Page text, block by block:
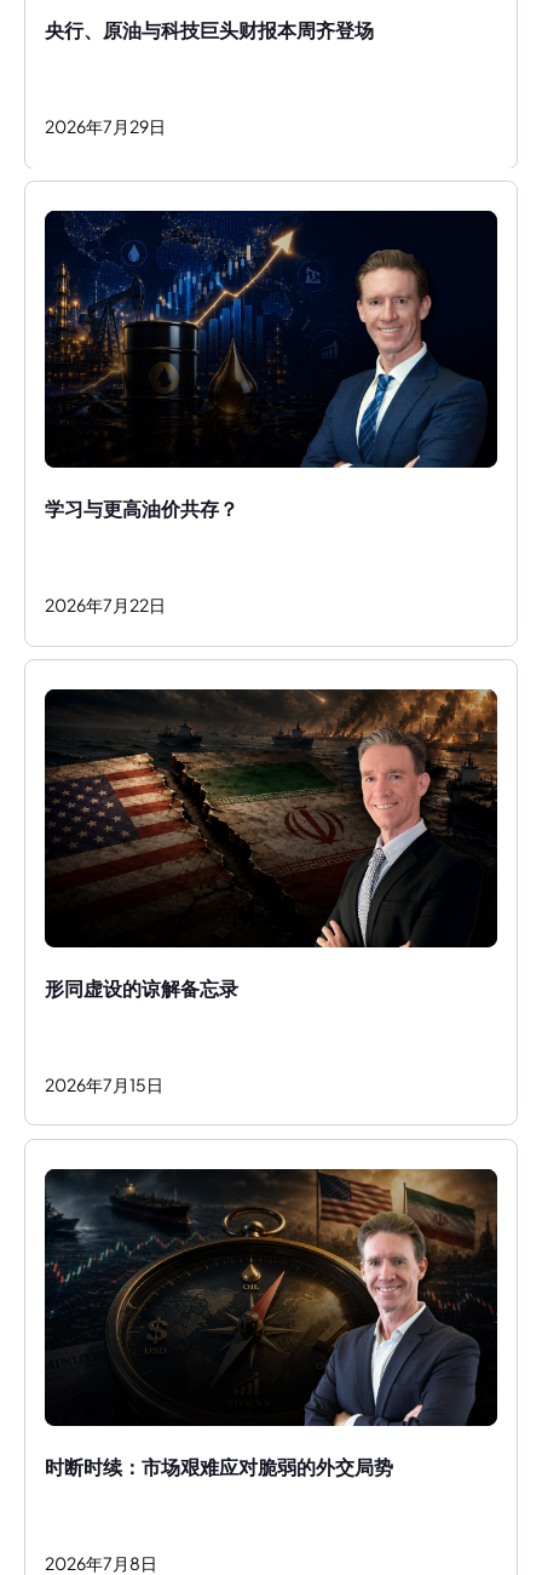
央行、原油与科技巨头财报本周齐登场
2026年7 月 29日
2026年7 月 22日
形同虚设的谅解备忘录
2026年7 月15日
时断时续：市场艰难应对脆弱的外交局势
2026年7 月 8日